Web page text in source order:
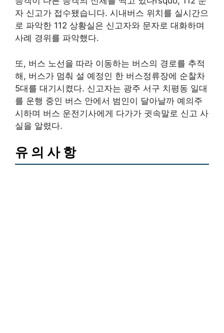
자 신고가 접수됐습니다. 시내버스 위치를 실시간으
로 파악한 112 상황실은 신고자와 문자로 대화하며
사례 경위를 파악했다.
또, 버스 노선을 따라 이동하는 버스의 경로를 추적
해, 버스가 멈춰 설 예정인 한 버스정류장에 순찰차
5대를 대기시켰다. 신고자는 광주 서구 치평동 일대
를 운행 중인 버스 안에서 범인이 달아날까 예의주
시하며 버스 운전기사에게 다가가 귓속말로 신고 사
실을 알렸다.
유 의 사 항